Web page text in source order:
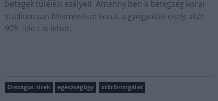
betegek túlélési esélyeit. Amennyiben a betegség korai
stádiumban felismerésre kerül, a gyógyulási esély akár
90% felett is lehet.
Országos hírek egészségügy szűrővizsgálat